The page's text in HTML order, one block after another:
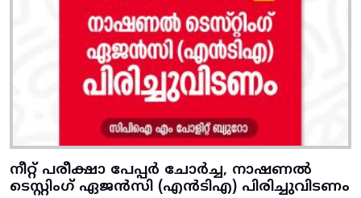
നീറ്റ് പരീക്ഷാ പേപ്പർ ചോർച്ച, നാഷണൽ
ടെസ്റ്റിംഗ് ഏജൻസി (എൻടിഎ) പിരിച്ചുവിടണം